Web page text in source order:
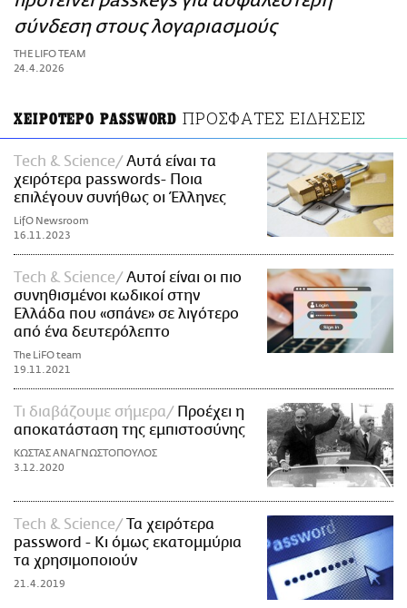
ΑΜΠΑ
PRINT
σύνδεση στους λογαριασμούς
THE LIFO TEAM
24.4.2026
ΧΕΙΡΟΤΕΡΟ PASSWORD ΠΡΟΣΦΑΤΕΣ ΕΙΔΗΣΕΙΣ
Τech & Science
Αυτά είναι τα
χειρότερα passwords- Ποια
επιλέγουν συνήθως οι Έλληνες
LifO Newsroom
16.11.2023
Τech & Science
Αυτοί είναι οι πιο
συνηθισμένοι κωδικοί στην
Ελλάδα που «σπάνε» σε λιγότερο
από ένα δευτερόλεπτο
The LiFO team
19.11.2021
Τι διαβάζουμε σήμερα
Προέχει η
αποκατάσταση της εμπιστοσύνης
ΚΩΣΤΑΣ ΑΝΑΓΝΩΣΤΟΠΟΥΛΟΣ
3.12.2020
Τech & Science
Τα χειρότερα
password - Kι όμως εκατομμύρια
τα χρησιμοποιούν
21.4.2019